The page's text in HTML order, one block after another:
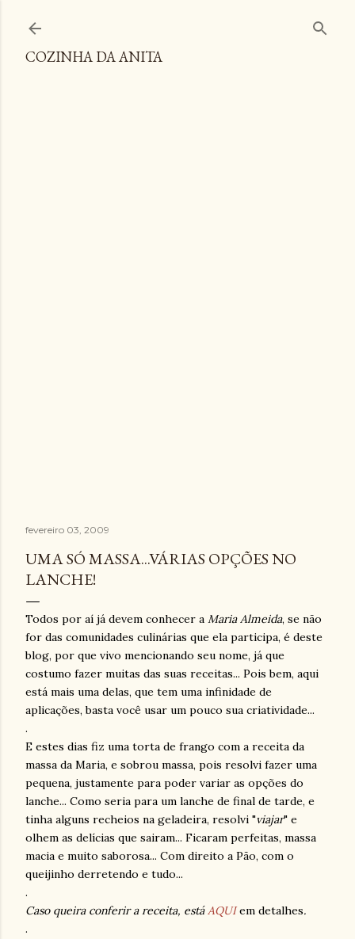
COZINHA DA ANITA
fevereiro 03, 2009
UMA SÓ MASSA...VÁRIAS OPÇÕES NO
LANCHE!
Todos por aí já devem conhecer a Maria Almeida, se não
for das comunidades culinárias que ela participa, é deste
blog, por que vivo mencionando seu nome, já que
costumo fazer muitas das suas receitas... Pois bem, aqui
está mais uma delas, que tem uma infinidade de
aplicações, basta você usar um pouco sua criatividade...
.
E estes dias fiz uma torta de frango com a receita da
massa da Maria, e sobrou massa, pois resolvi fazer uma
pequena, justamente para poder variar as opções do
lanche... Como seria para um lanche de final de tarde, e
tinha alguns recheios na geladeira, resolvi "viajar" e
olhem as delícias que sairam... Ficaram perfeitas, massa
macia e muito saborosa... Com direito a Pão, com o
queijinho derretendo e tudo...
.
Caso queira conferir a receita, estáAQUIem detalhes.
.